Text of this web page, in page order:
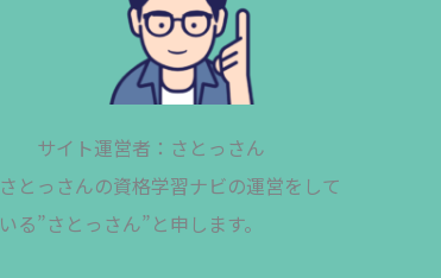
サイト運営者：さとっさん
さとっさんの資格学習ナビの運営をして
いる”さとっさん”と申します。